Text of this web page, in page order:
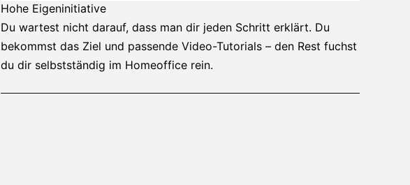
Hohe Eigeninitiative
Du wartest nicht darauf, dass man dir jeden Schritt erklärt. Du
bekommst das Ziel und passende Video-Tutorials – den Rest fuchst
du dir selbstständig im Homeoffice rein.